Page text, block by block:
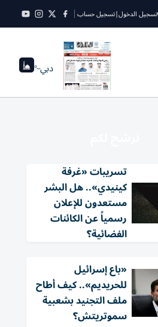
تسجيل الدخول|تسجيل حساب
دبي--°
تسريبات «غرفة
كينيدي».. هل البشر
مستعدون للإعلان
رسمياً عن الكائنات
الفضائية؟
«باع إسرائيل
للحريديم».. كيف أطاح
ملف التجنيد بشعبية
سموتريتش؟